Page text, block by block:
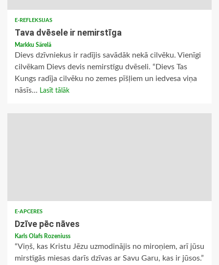
E-REFLEKSIJAS
Tava dvēsele ir nemirstīga
Markku Särelä
Dievs dzīvniekus ir radījis savādāk nekā cilvēku. Vienīgi
cilvēkam Dievs devis nemirstīgu dvēseli. “Dievs Tas
Kungs radīja cilvēku no zemes pīšļiem un iedvesa viņa
nāsīs... Lasīt tālāk
E-APCERES
Dzīve pēc nāves
Karls Olafs Rozeniuss
“Viņš, kas Kristu Jēzu uzmodinājis no miroņiem, arī jūsu
mirstīgās miesas darīs dzīvas ar Savu Garu, kas ir jūsos.”